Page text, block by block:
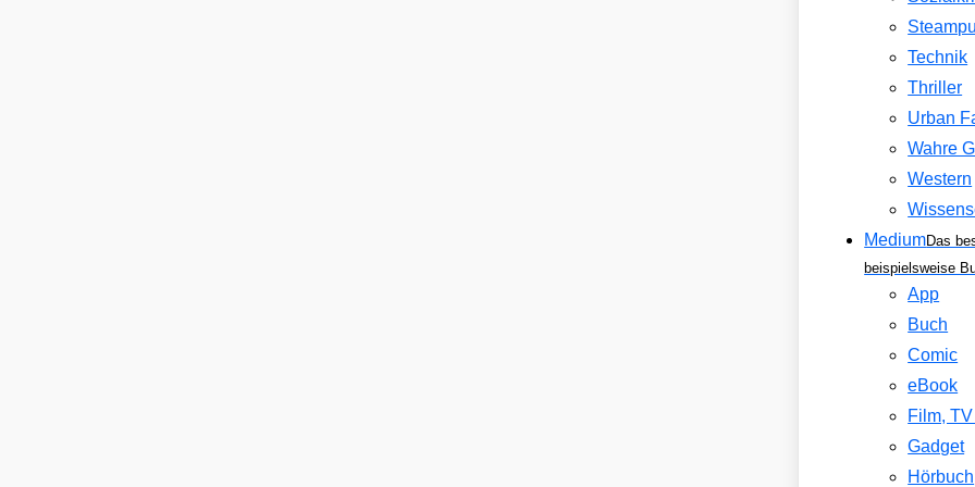
Technik
Thriller
Urban
Wahre
Western
MediumDas
beispielsweise
App
Buch
Comic
eBook
Film,
Gadget
Hörbuch